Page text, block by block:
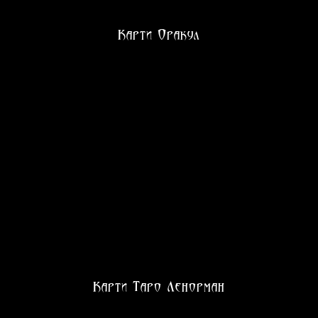
Карти Оракул
Карти Таро Ленорман